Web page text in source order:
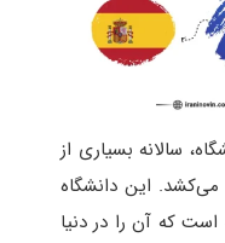
سالانه بسیاری از
این دانشگاه
است که آن را در دنیا